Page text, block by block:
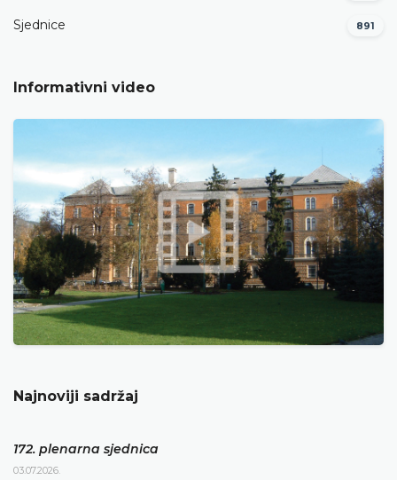
Sjednice 891
Informativni video
Najnoviji sadržaj
172. plenarna sjednica
03.07.2026.